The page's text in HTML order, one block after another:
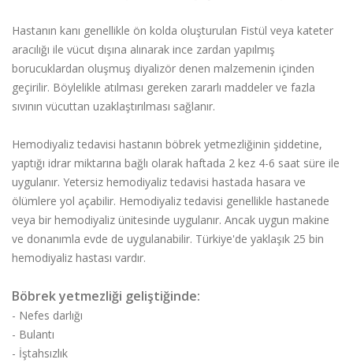
Hastanın kanı genellikle ön kolda oluşturulan Fistül veya kateter
aracılığı ile vücut dışına alınarak ince zardan yapılmış
borucuklardan oluşmuş diyalizör denen malzemenin içinden
geçirilir. Böylelikle atılması gereken zararlı maddeler ve fazla
sıvının vücuttan uzaklaştırılması sağlanır.
Hemodiyaliz tedavisi hastanın böbrek yetmezliğinin şiddetine,
yaptığı idrar miktarına bağlı olarak haftada 2 kez 4-6 saat süre ile
uygulanır. Yetersiz hemodiyaliz tedavisi hastada hasara ve
ölümlere yol açabilir. Hemodiyaliz tedavisi genellikle hastanede
veya bir hemodiyaliz ünitesinde uygulanır. Ancak uygun makine
ve donanımla evde de uygulanabilir. Türkiye'de yaklaşık 25 bin
hemodiyaliz hastası vardır.
Böbrek yetmezliği geliştiğinde:
- Nefes darlığı
- Bulantı
- İştahsızlık